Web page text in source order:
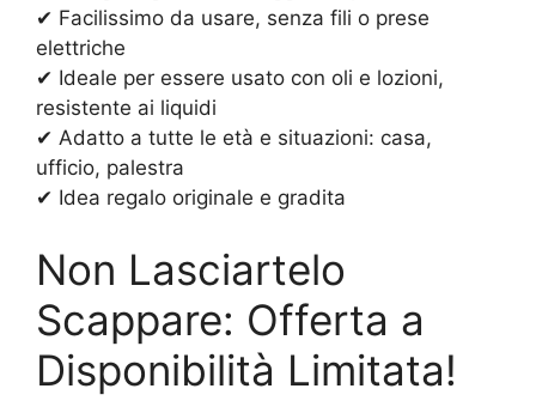
✔ Facilissimo da usare, senza fili o prese
elettriche
✔ Ideale per essere usato con oli e lozioni,
resistente ai liquidi
✔ Adatto a tutte le età e situazioni: casa,
ufficio, palestra
✔ Idea regalo originale e gradita
Non Lasciartelo
Scappare: Offerta a
Disponibilità Limitata!